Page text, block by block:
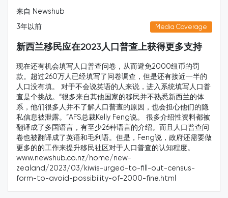
Media Coverage
民应在2023人口普查上获得更多支持
会填写人口普查问卷，从而避免2000纽币的罚
万人已经填写了问卷调查，但是还有接近一半的
对于不会说英语的人来说，进入系统填写人口普
“很多来自其他国家的移民并不熟悉新西兰的体
人并不了解人口普查的原因，也会担心他们的隐
。”AFS总裁Kelly Feng说。 很多介绍性资料都被
语言，有至少26种语言的介绍。而且人口普查问
了英语和毛利语。但是，Feng说，政府还需要做
来提升移民社区对于人口普查的认知程度。
home/new-
03/kiwis-urged-to-fill-out-census-
possibility-of-2000-fine.html
4年以前
新西兰
健康领域
发布的健
年人口普
会在未来
裔”字眼
“非常失
石沉大海
我们一直
亚裔的声